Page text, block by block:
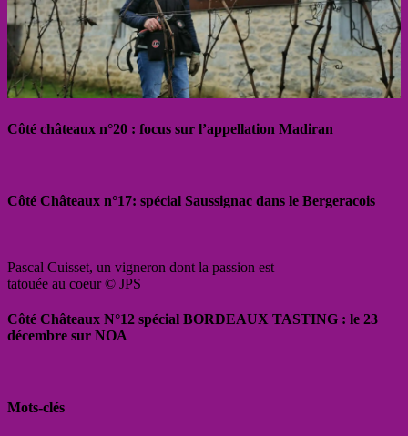
Côté châteaux n°20 : focus sur l’appellation Madiran
Côté Châteaux n°17: spécial Saussignac dans le Bergeracois
Pascal Cuisset, un vigneron dont la passion est
tatouée au coeur © JPS
Côté Châteaux N°12 spécial BORDEAUX TASTING : le 23
décembre sur NOA
Mots-clés